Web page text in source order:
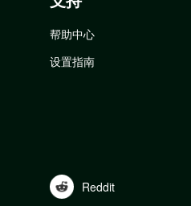
帮助中心
设置指南
Reddit